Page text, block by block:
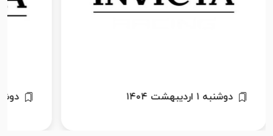
دوشنبه ۲۷ اسفند ۱۴۰۳